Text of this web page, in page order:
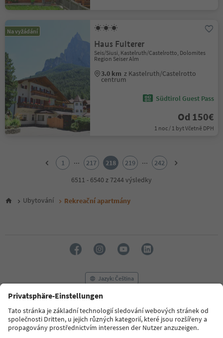
Na vyžádání
Haus Fulterer
Seis/Siusi, Kastelruth/Castelrotto, Dolomites
Region Seiser Alm
3.0 km z Kastelruth/Castelrotto
centrum
Südtirol Guest Pass
Od 150€
1 noc / 1 byt Včetně DPH
6
16
17
18
19
1 ... 217 218 219 ...
242
6511 - 6540 z 7244 výsledky
Ubytování Rekreační apartmány
Jazyk: Čeština
FAQ Kontaktujte nás Tisk
MICE
Zásady ochrany osobních údajů
Podmínky a ujednání
Tiráž